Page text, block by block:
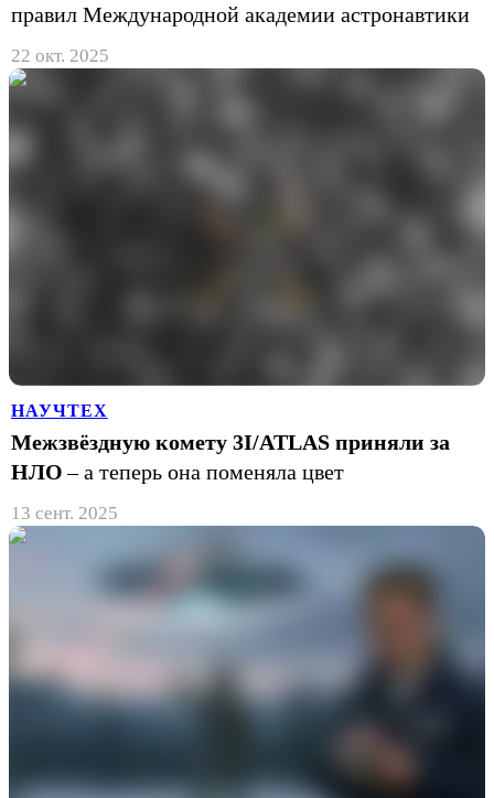
правил Международной академии астронавтики
22 окт. 2025
НАУЧТЕХ
Межзвёздную комету 3I/ATLAS приняли за
НЛО – а теперь она поменяла цвет
13 сент. 2025